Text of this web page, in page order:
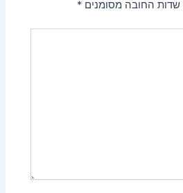
שדות החובה מסומנים*